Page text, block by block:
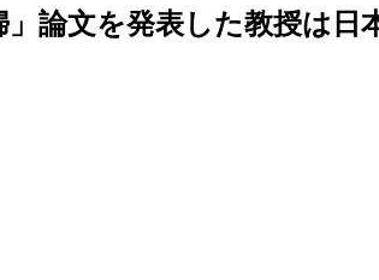
」論文を発表した教授は